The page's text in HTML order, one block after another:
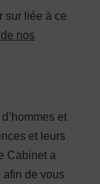
sur liée à ce
nos
et
et leurs
Cabinet a
de vous